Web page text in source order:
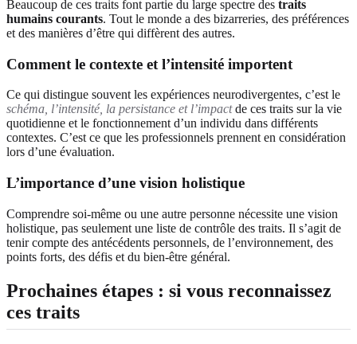
Beaucoup de ces traits font partie du large spectre des traits
humains courants. Tout le monde a des bizarreries, des préférences
et des manières d’être qui diffèrent des autres.
Comment le contexte et l’intensité importent
Ce qui distingue souvent les expériences neurodivergentes, c’est le
schéma, l’intensité, la persistance et l’impactde ces traits sur la vie
quotidienne et le fonctionnement d’un individu dans différents
contextes. C’est ce que les professionnels prennent en considération
lors d’une évaluation.
L’importance d’une vision holistique
Comprendre soi-même ou une autre personne nécessite une vision
holistique, pas seulement une liste de contrôle des traits. Il s’agit de
tenir compte des antécédents personnels, de l’environnement, des
points forts, des défis et du bien-être général.
Prochaines étapes : si vous reconnaissez
ces traits